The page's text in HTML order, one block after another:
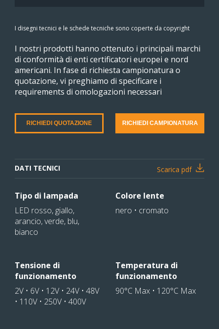
I disegni tecnici e le schede tecniche sono coperte da copyright
I nostri prodotti hanno ottenuto i principali marchi
di conformità di enti certificatori europei e nord
americani. In fase di richiesta campionatura o
quotazione, vi preghiamo di specificare i
requirements di omologazioni necessari
RICHIEDI QUOTAZIONE RICHIEDI CAMPIONATURA
DATI TECNICI Scarica pdf
Tipo di lampada
LED rosso, giallo,
arancio, verde, blu,
bianco
Colore lente
nero • cromato
Tensione di
funzionamento
2V • 6V • 12V • 24V • 48V
• 110V • 250V • 400V
Temperatura di
funzionamento
90°C Max • 120°C Max